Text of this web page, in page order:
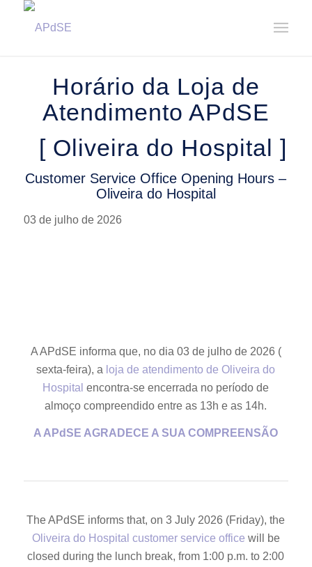
Horário da Loja de Atendimento – Oliveira do Hospital || Customer ...
Horário da Loja de
Atendimento APdSE
[ Oliveira do Hospital ]
Customer Service Office Opening Hours –
Oliveira do Hospital
03 de julho de 2026
A APdSE informa que, no dia 03 de julho de 2026 (
sexta-feira), a loja de atendimento de Oliveira do
Hospital encontra-se encerrada no período de
almoço compreendido entre as 13h e as 14h.
A APdSE AGRADECE A SUA COMPREENSÃO
The APdSE informs that, on 3 July 2026 (Friday), the
Oliveira do Hospital customer service office will be
closed during the lunch break, from 1:00 p.m. to 2:00